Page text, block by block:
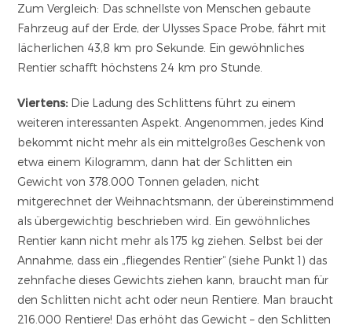
Zum Vergleich: Das schnellste von Menschen gebaute
Fahrzeug auf der Erde, der Ulysses Space Probe, fährt mit
lächerlichen 43,8 km pro Sekunde. Ein gewöhnliches
Rentier schafft höchstens 24 km pro Stunde.
Viertens: Die Ladung des Schlittens führt zu einem
weiteren interessanten Aspekt. Angenommen, jedes Kind
bekommt nicht mehr als ein mittelgroßes Geschenk von
etwa einem Kilogramm, dann hat der Schlitten ein
Gewicht von 378.000 Tonnen geladen, nicht
mitgerechnet der Weihnachtsmann, der übereinstimmend
als übergewichtig beschrieben wird. Ein gewöhnliches
Rentier kann nicht mehr als 175 kg ziehen. Selbst bei der
Annahme, dass ein „fliegendes Rentier“ (siehe Punkt 1) das
zehnfache dieses Gewichts ziehen kann, braucht man für
den Schlitten nicht acht oder neun Rentiere. Man braucht
216.000 Rentiere! Das erhöht das Gewicht – den Schlitten